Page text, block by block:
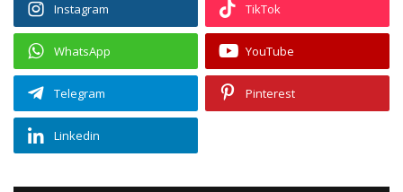
Instagram TikTok
WhatsApp YouTube
Telegram Pinterest
Linkedin